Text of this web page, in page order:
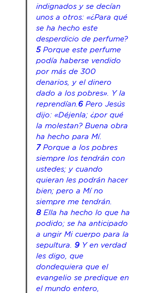
indignados y se decían
unos a otros: «¿Para qué
se ha hecho este
desperdicio de perfume?
5 Porque este perfume
podía haberse vendido
por más de 300
denarios, y el dinero
dado a los pobres». Y la
reprendían. 6 Pero Jesús
dijo: «Déjenla; ¿por qué
la molestan? Buena obra
ha hecho para Mí.
7 Porque a los pobres
siempre los tendrán con
ustedes; y cuando
quieran les podrán hacer
bien; pero a Mí no
siempre me tendrán.
8 Ella ha hecho lo que ha
podido; se ha anticipado
a ungir Mi cuerpo para la
sepultura. 9 Y en verdad
les digo, que
dondequiera que el
evangelio se predique en
el mundo entero,